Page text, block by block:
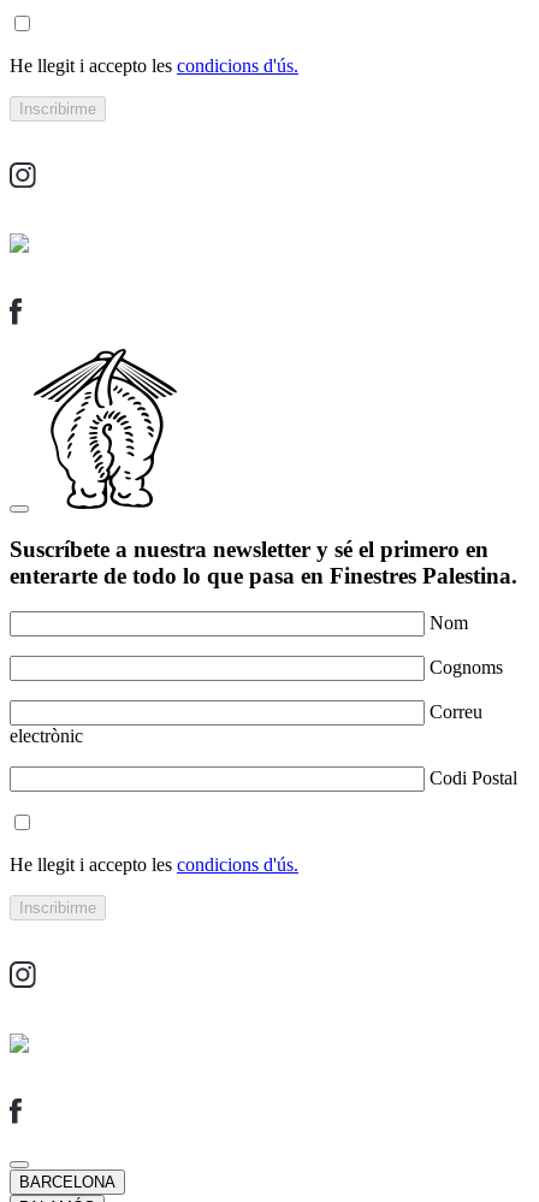
He llegit i accepto les condicions d'ús.
Suscríbete a nuestra newsletter y sé el primero en
enterarte de todo lo que pasa en Finestres Palestina.
Nom
Cognoms
Correu
electrònic
Codi Postal
He llegit i accepto les condicions d'ús.
BARCELONA